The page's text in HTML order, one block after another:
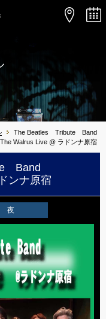
The Beatles Tribute Band
The Walrus Live @ ラドンナ原宿
Band
ンナ原宿
夜